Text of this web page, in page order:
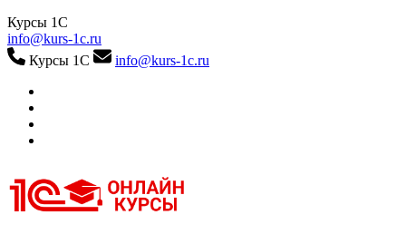
Курсы 1С
info@kurs-1c.ru
Курсы 1С
info@kurs-1c.ru